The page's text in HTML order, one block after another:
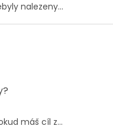
nalezeny...
máš cíl z...